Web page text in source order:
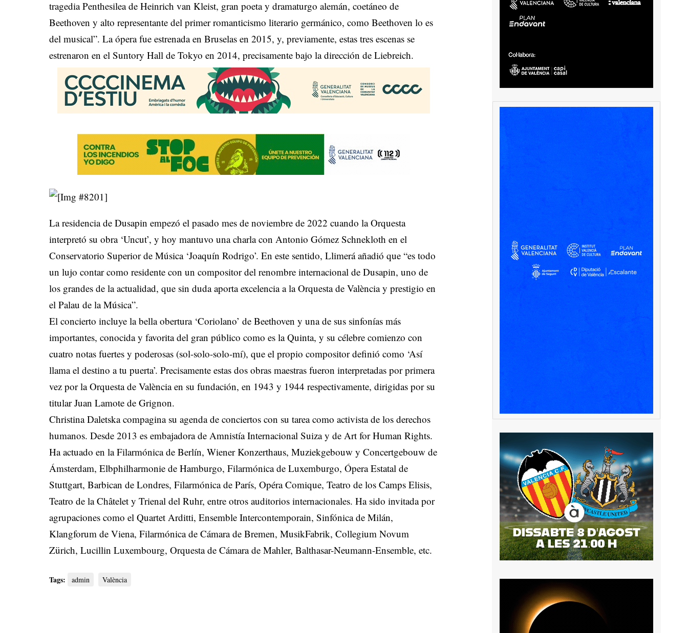
tragedia Penthesilea de Heinrich van Kleist, gran poeta y dramaturgo alemán, coetáneo de
Beethoven y alto representante del primer romanticismo literario germánico, como Beethoven lo es
del musical”. La ópera fue estrenada en Bruselas en 2015, y, previamente, estas tres escenas se
estrenaron en el Suntory Hall de Tokyo en 2014, precisamente bajo la dirección de Liebreich.
La residencia de Dusapin empezó el pasado mes de noviembre de 2022 cuando la Orquesta
interpretó su obra ‘Uncut’, y hoy mantuvo una charla con Antonio Gómez Schnekloth en el
Conservatorio Superior de Música ‘Joaquín Rodrigo’. En este sentido, Llimerá añadió que “es todo
un lujo contar como residente con un compositor del renombre internacional de Dusapin, uno de
los grandes de la actualidad, que sin duda aporta excelencia a la Orquesta de València y prestigio en
el Palau de la Música”.
El concierto incluye la bella obertura ‘Coriolano’ de Beethoven y una de sus sinfonías más
importantes, conocida y favorita del gran público como es la Quinta, y su célebre comienzo con
cuatro notas fuertes y poderosas (sol-solo-solo-mí), que el propio compositor definió como ‘Así
llama el destino a tu puerta’. Precisamente estas dos obras maestras fueron interpretadas por primera
vez por la Orquesta de València en su fundación, en 1943 y 1944 respectivamente, dirigidas por su
titular Juan Lamote de Grignon.
Christina Daletska compagina su agenda de conciertos con su tarea como activista de los derechos
humanos. Desde 2013 es embajadora de Amnistía Internacional Suiza y de Art for Human Rights.
Ha actuado en la Filarmónica de Berlín, Wiener Konzerthaus, Muziekgebouw y Concertgebouw de
Ámsterdam, Elbphilharmonie de Hamburgo, Filarmónica de Luxemburgo, Ópera Estatal de
Stuttgart, Barbican de Londres, Filarmónica de París, Opéra Comique, Teatro de los Camps Elisis,
Teatro de la Châtelet y Trienal del Ruhr, entre otros auditorios internacionales. Ha sido invitada por
agrupaciones como el Quartet Arditti, Ensemble Intercontemporain, Sinfónica de Milán,
Klangforum de Viena, Filarmónica de Cámara de Bremen, MusikFabrik, Collegium Novum
Zürich, Lucillin Luxembourg, Orquesta de Cámara de Mahler, Balthasar-Neumann-Ensemble, etc.
Tags: admin València